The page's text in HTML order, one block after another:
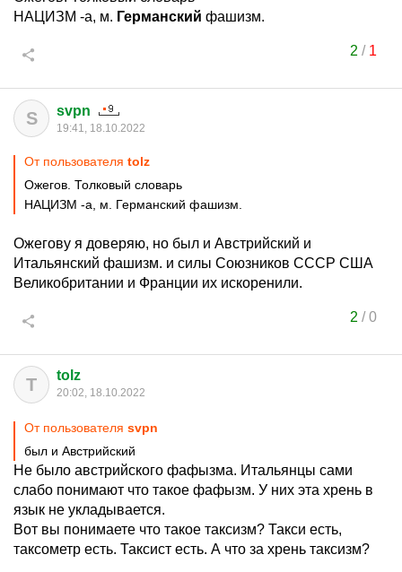
НАЦИЗМ -а, м. Германский фашизм.
2 / 1
S svpn
19:41, 18.10.2022
От пользователя tolz
Ожегов. Толковый словарь
НАЦИЗМ -а, м. Германский фашизм.
Ожегову я доверяю, но был и Австрийский и
Итальянский фашизм. и силы Союзников СССР США
Великобритании и Франции их искоренили.
2 /0
T tolz
20:02, 18.10.2022
От пользователя svpn
был и Австрийский
Не было австрийского фафызма. Итальянцы сами
слабо понимают что такое фафызм. У них эта хрень в
язык не укладывается.
Вот вы понимаете что такое таксизм? Такси есть,
таксометр есть. Таксист есть. А что за хрень таксизм?